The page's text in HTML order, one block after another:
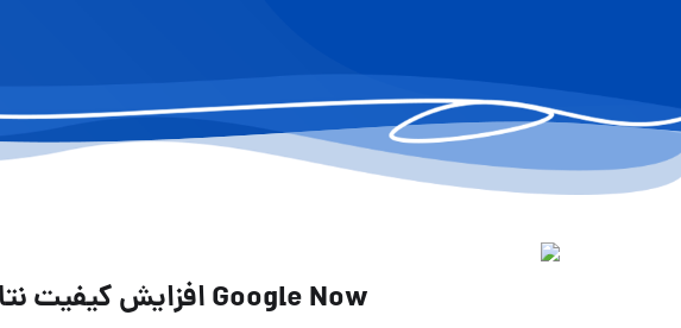
Google Now افزایش کیفیت نتایج در گوگل